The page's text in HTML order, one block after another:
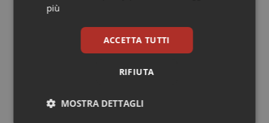
Ulcera & Reflusso
Studi e Analisi
più
ACCETTA TUTTI
RIFIUTA
MOSTRA DETTAGLI